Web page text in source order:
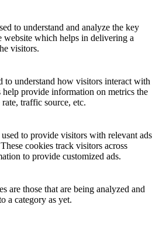
to understand and analyze the key
website which helps in delivering a
visitors.
to understand how visitors interact with
help provide information on metrics the
traffic source, etc.
to provide visitors with relevant ads
cookies track visitors across
to provide customized ads.
are those that are being analyzed and
a category as yet.